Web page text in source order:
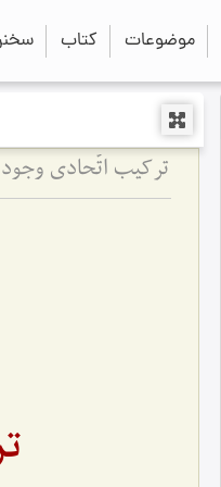
موضوعات کتاب
ترکیب اتّحادی وجود و ماهیّت